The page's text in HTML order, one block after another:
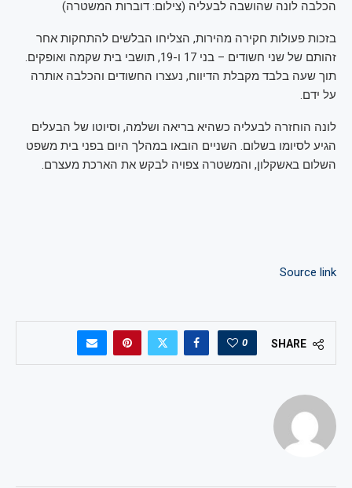
הכלבה לונה שהושבה לבעליה (צילום: דוברות המשטרה)
בזכות פעולות חקירה מהירות, הצליחו הבלשים להתחקות אחר
זהותם של שני חשודים – בני 17 ו-19, תושבי בית שקמה ואופקים.
תוך שעה בלבד מקבלת הדיווח, נעצרו החשודים והכלבה אותרה
על ידם.
לונה הוחזרה לבעליה כשהיא בריאה ושלמה, וסיוטו של הבעלים
הגיע לסיומו בשלום. השניים הובאו במהלך היום בפני בית משפט
השלום באשקלון, והמשטרה צפויה לבקש את הארכת מעצרם.
Source link
SHARE
0